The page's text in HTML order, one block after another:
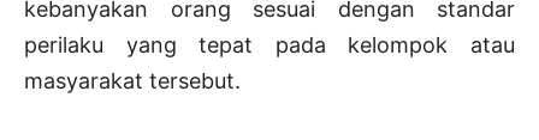
kebanyakan orang sesuai dengan standar
perilaku yang tepat pada kelompok atau
masyarakat tersebut.